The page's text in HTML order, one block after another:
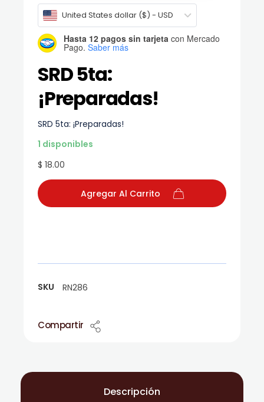
SRD 5ta:
¡Preparadas!
$ 18.00
United States dollar ($) - USD
SRD 5ta: ¡Preparadas!
1 disponibles
Hasta 12 pagos sin tarjeta con Mercado
Pago. Saber más
Agregar Al Carrito
Compartir
SKU RN286
Descripción